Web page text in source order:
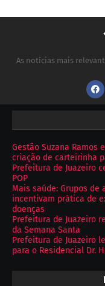
As notícias mais
Gestão Suzana
criação de carteirinha
Prefeitura de Juazeiro
POP
Mais saúde: Grupos
incentivam prática de
doenças
Prefeitura de Juazeiro
da Semana Santa
Prefeitura de Juazeiro
para o Residencial Dr.